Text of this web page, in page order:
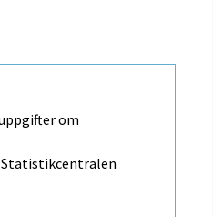
om
Statistikcentralen